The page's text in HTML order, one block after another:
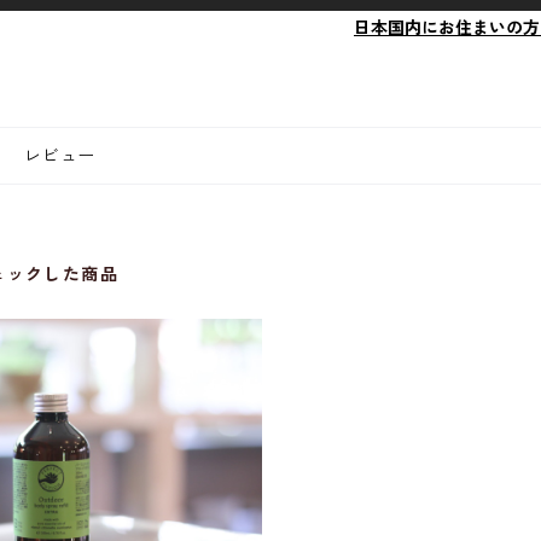
日本国内にお住まいの
レビュー
ックした商品